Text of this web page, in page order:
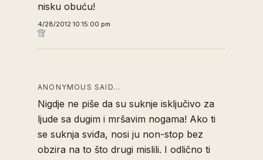
nisku obuću!
4/28/2012 10:15:00 pm
ANONYMOUS SAID…
Nigdje ne piše da su suknje isključivo za
ljude sa dugim i mršavim nogama! Ako ti
se suknja sviđa, nosi ju non-stop bez
obzira na to što drugi mislili. I odlično ti